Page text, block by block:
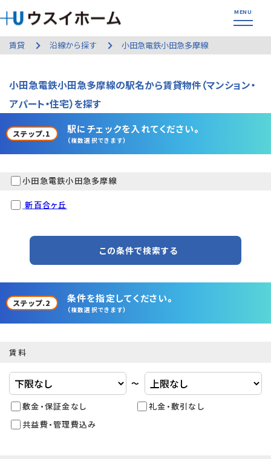
賃貸 沿線から探す 小田急電鉄小田急多摩線
小田急電鉄小田急多摩線の駅名から賃貸物件（マンション・
アパート・住宅）を探す
ステップ.1 駅にチェックを入れてください。
（複数選択できます）
小田急電鉄小田急多摩線
新百合ヶ丘
この条件で検索する
ステップ.2 条件を指定してください。
（複数選択できます）
賃料
〜
敷金・保証金なし
礼金・敷引なし
共益費・管理費込み